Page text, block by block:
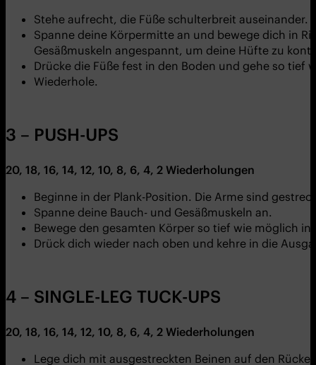
Stehe aufrecht, die Füße schulterbreit auseinander.
Spanne deine Körpermitte an und bewege dich in
Gesäßmuskeln angespannt, um deine Hüfte zu
Drücke die Füße fest in den Boden und gehe so tief
Wiederhole.
3 – PUSH-UPS
20, 18, 16, 14, 12, 10, 8, 6, 4, 2 Wiederholungen
Beginne in der Plank-Position. Die Arme sind
Spanne deine Bauch- und Gesäßmuskeln an.
Bewege den gesamten Körper so tief wie möglich
Drück dich wieder nach oben und kehre in die
4 – SINGLE-LEG TUCK-UPS
20, 18, 16, 14, 12, 10, 8, 6, 4, 2 Wiederholungen
Lege dich mit ausgestreckten Beinen auf den